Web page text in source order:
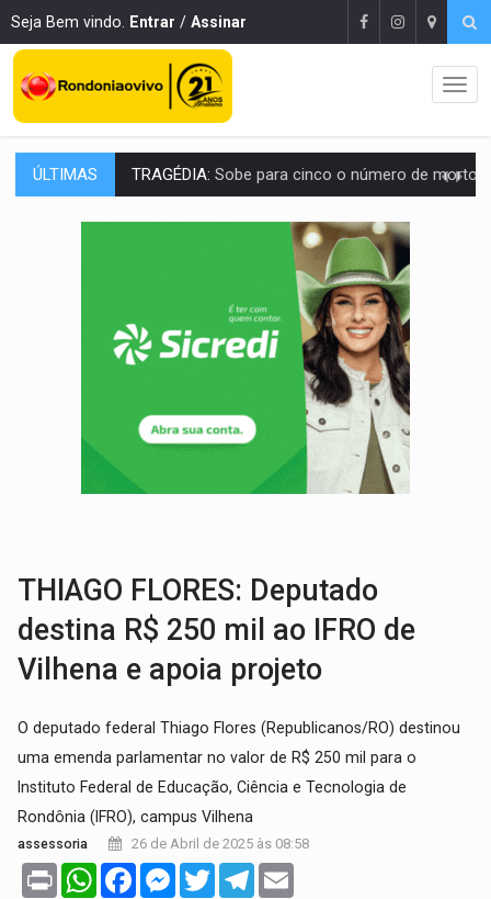
Seja Bem vindo. Entrar / Assinar
ÚLTIMAS TRANSPORTE DE ARROZ:MPF assegura cumprimento da legislação sobre transporte
DEEPFAKE:Sancionada lei contra violência sexual infantil na
Brasil e Rússia discutem energia nuclear, defesa e
Colisão entre caminhão e carro deixa quatro mortos e um em
ENCONTRO:Amazônia Negra ganha projeção nacional com participação de
Porto Velho tem chances de chuvas isoladas nesta
SINDICATOS UNIDOS: Assembleia Geral delibera greve da educação
PROCESSO SELETIVO: Rondoniaovivo abre oficina de Comunicação com
THIAGO FLORES: Deputado
destina R$ 250 mil ao IFRO de
Vilhena e apoia projeto
O deputado federal Thiago Flores (Republicanos/RO) destinou
uma emenda parlamentar no valor de R$ 250 mil para o
Instituto Federal de Educação, Ciência e Tecnologia de
Rondônia (IFRO), campus Vilhena
assessoria 26 de Abril de 2025 às 08:58
Print WhatsAppFacebookMessenger
TwitterTelegram